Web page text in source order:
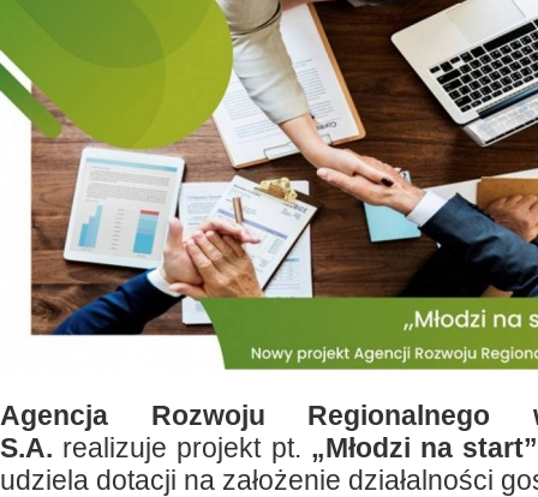
Agencja Rozwoju Regionalnego
S.A. realizuje projekt pt. „Młodzi na start”
udziela dotacji na założenie działalności